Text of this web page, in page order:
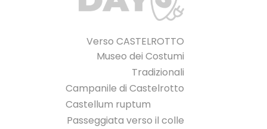
Verso CASTELROTTO
Museo dei Costumi
Tradizionali
Campanile di Castelrotto
Castellum ruptum
Passeggiata verso il colle